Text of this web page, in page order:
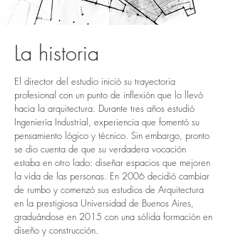
La historia
El director del estudio inició su trayectoria
profesional con un punto de inflexión que lo llevó
hacia la arquitectura. Durante tres años estudió
Ingeniería Industrial, experiencia que fomentó su
pensamiento lógico y técnico. Sin embargo, pronto
se dio cuenta de que su verdadera vocación
estaba en otro lado: diseñar espacios que mejoren
la vida de las personas. En 2006 decidió cambiar
de rumbo y comenzó sus estudios de Arquitectura
en la prestigiosa Universidad de Buenos Aires,
graduándose en 2015 con una sólida formación en
diseño y construcción.